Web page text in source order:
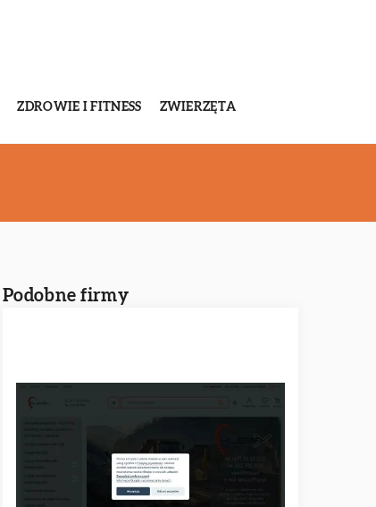
ZDROWIE I FITNESS ZWIERZĘTA
Podobne firmy